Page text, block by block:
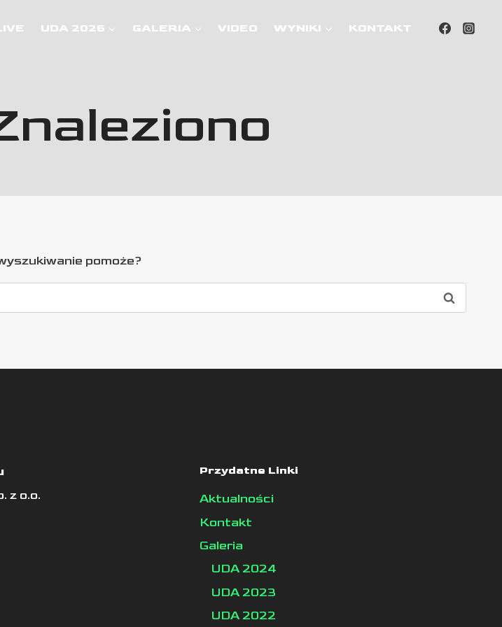
UDA 2026 GALERIA VIDEO WYNIKI KONTAKT
pomoże?
z o.o.
Przydatne Linki
Aktualności
Kontakt
Galeria
UDA 2024
UDA 2023
UDA 2022